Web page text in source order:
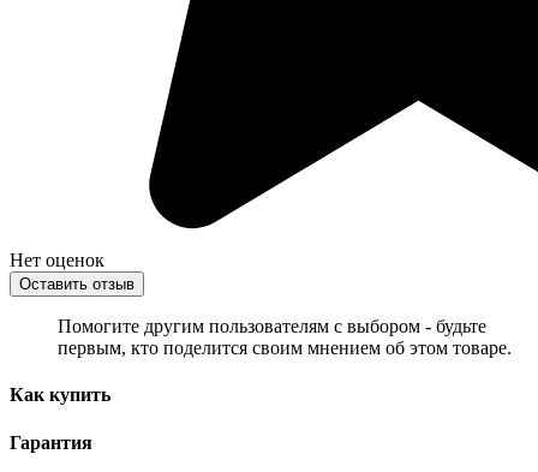
Нет оценок
Оставить отзыв
Помогите другим пользователям с выбором - будьте
первым, кто поделится своим мнением об этом товаре.
Как купить
Гарантия